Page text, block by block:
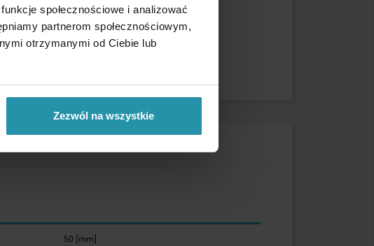
społecznościowe i analizować
partnerom społecznościowym,
otrzymanymi od Ciebie lub
Zezwól na wszystkie
50 [mm]